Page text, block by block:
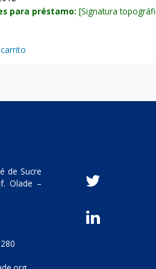
para préstamo: Signatura
de Sucre
Olade –